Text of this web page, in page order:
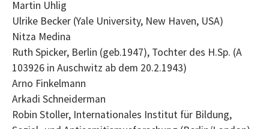
Martin Uhlig
Ulrike Becker (Yale University, New Haven, USA)
Nitza Medina
Ruth Spicker, Berlin (geb.1947), Tochter des H.Sp. (A
103926 in Auschwitz ab dem 20.2.1943)
Arno Finkelmann
Arkadi Schneiderman
Robin Stoller, Internationales Institut für Bildung,